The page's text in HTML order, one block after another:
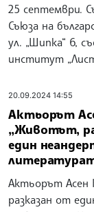
25 септември.
Съюза на
ул. „Шипка“ 6,
институт
20.09.2024 14:55
Актьорът
„Животът,
един
Актьорът
разказан от